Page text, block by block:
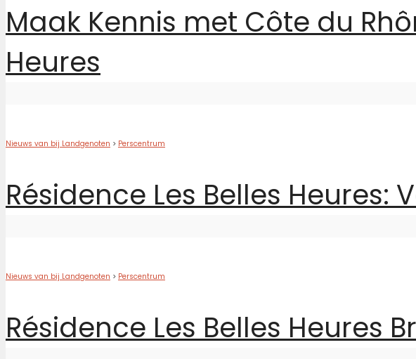
Maak Kennis met Côte du
Heures
Nieuws van bij Landgenoten > Perscentrum
Résidence Les Belles
Nieuws van bij Landgenoten > Perscentrum
Résidence Les Belles Heures